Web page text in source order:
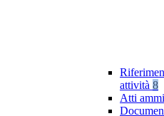
attività 8
Atti